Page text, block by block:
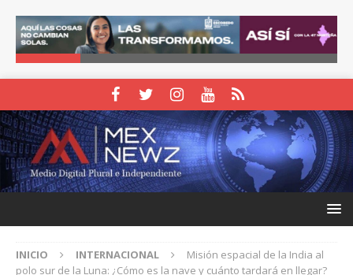
INICIO INTERNACIONAL
Misión espacial de la India al
polo sur de la Luna: ¿Cómo es la nave y cuánto tardará en llegar?